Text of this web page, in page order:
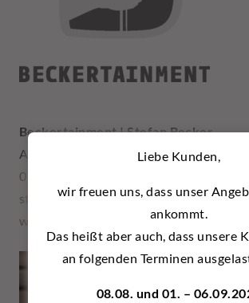
Beckertainment | Stefan Becker
Am Alten Hof 4a, 59379 Selm (Bork)
0177 3733189
stefan@beckertainment.com
www.beckertainment.com
Liebe Kunden,
wir freuen uns, dass unser
ankommt.
Das heißt aber auch, dass unsere
an folgenden Terminen
08.08. und 01. –